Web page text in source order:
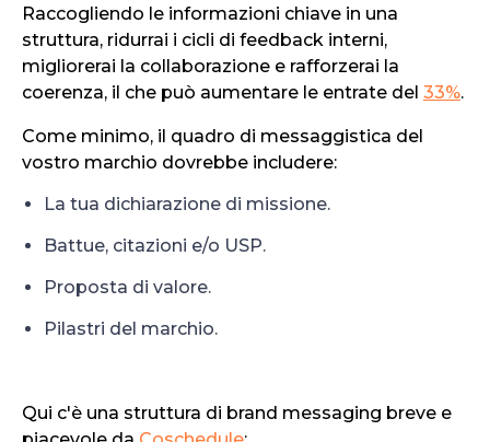
Raccogliendo le informazioni chiave in una
struttura, ridurrai i cicli di feedback interni,
migliorerai la collaborazione e rafforzerai la
coerenza, il che può aumentare le entrate del 33%.
Come minimo, il quadro di messaggistica del
vostro marchio dovrebbe includere:
La tua dichiarazione di missione.
Battue, citazioni e/o USP.
Proposta di valore.
Pilastri del marchio.
Qui c'è una struttura di brand messaging breve e